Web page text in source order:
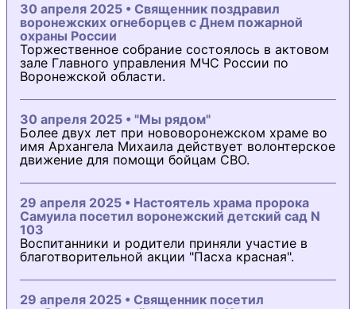
30 апреля 2025 • Священник поздравил
воронежских огнеборцев с Днем пожарной
охраны России
Торжественное собрание состоялось в актовом
зале Главного управления МЧС России по
Воронежской области.
30 апреля 2025 • "Мы рядом"
Более двух лет при нововоронежском храме во
имя Архангела Михаила действует волонтерское
движение для помощи бойцам СВО.
29 апреля 2025 • Настоятель храма пророка
Самуила посетил воронежский детский сад N
103
Воспитанники и родители приняли участие в
благотворительной акции "Пасха красная".
29 апреля 2025 • Священник посетил